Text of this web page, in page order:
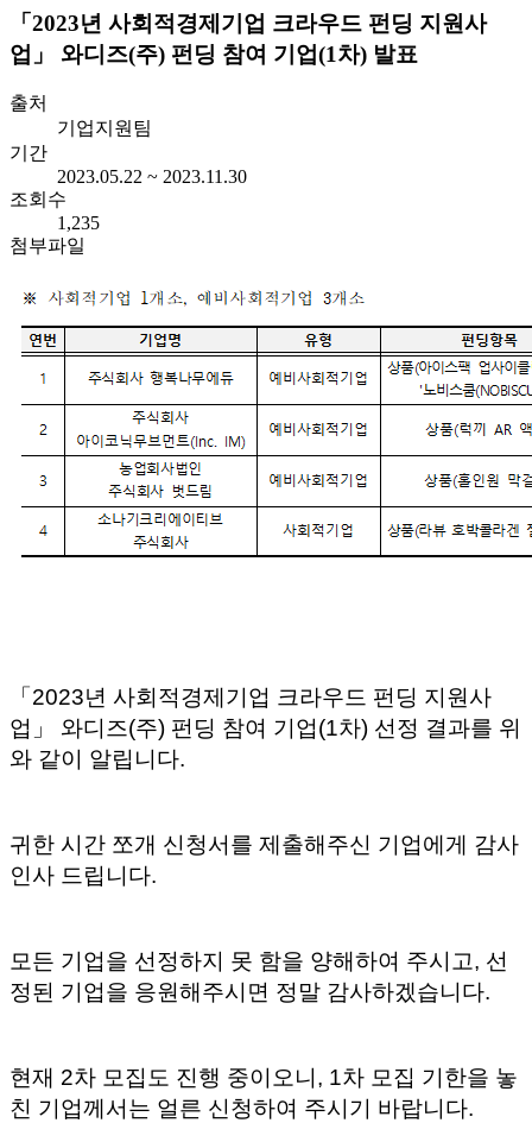
「2023년 사회적경제기업 크라우드 펀딩 지원사
업」 와디즈(주) 펀딩 참여 기업(1차) 발표
출처
기업지원팀
기간
2023.05.22 ~ 2023.11.30
조회수
1,235
첨부파일
「2023년 사회적경제기업 크라우드 펀딩 지원사
업」 와디즈(주) 펀딩 참여 기업(1차) 선정 결과를 위
와 같이 알립니다.
귀한 시간 쪼개 신청서를 제출해주신 기업에게 감사
인사 드립니다.
모든 기업을 선정하지 못 함을 양해하여 주시고, 선
정된 기업을 응원해주시면 정말 감사하겠습니다.
현재 2차 모집도 진행 중이오니, 1차 모집 기한을 놓
친 기업께서는 얼른 신청하여 주시기 바랍니다.